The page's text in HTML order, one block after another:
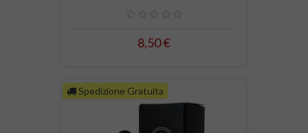
8,50 €
Spedizione Gratuita